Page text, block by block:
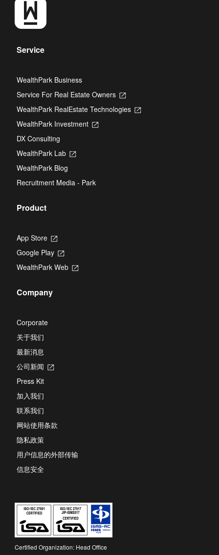
Service
WealthPark Business
Service For Real Estate Owners
Opens
a
WealthPark RealEstate Technologies
Opens
WealthPark Investment
Opens
DX Consulting
WealthPark Lab
Opens
new
tab
WealthPark Blog
Recruitment Media - Park
Product
App Store
Opens
a
new
tab
Google Play
Opens
a
WealthPark Web
Opens
Company
Corporate
关于我们
最新消息
公司新闻
Opens
Press Kit
加入我们
联系我们
网站使用条款
隐私政策
用户信息的外部传输
信息安全
Certified Organization: Head Office